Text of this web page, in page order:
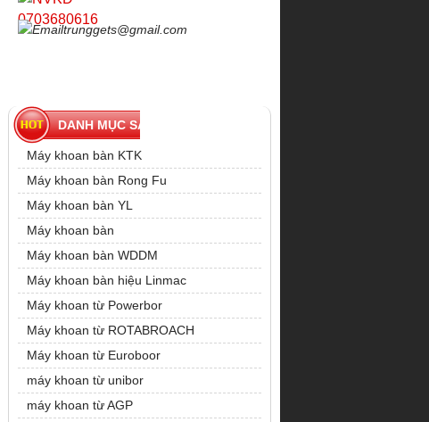
0703680616
trunggets@gmail.com
DANH MỤC SẢN PHẨM
Máy khoan bàn KTK
Máy khoan bàn Rong Fu
Máy khoan bàn YL
Máy khoan bàn
Máy khoan bàn WDDM
Máy khoan bàn hiệu Linmac
Máy khoan từ Powerbor
Máy khoan từ ROTABROACH
Máy khoan từ Euroboor
máy khoan từ unibor
máy khoan từ AGP